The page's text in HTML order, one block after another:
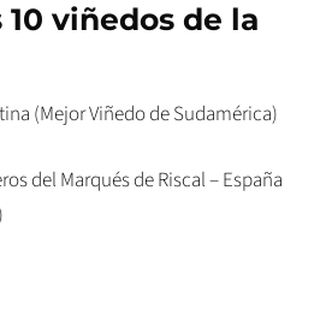
viñedos de la
(Mejor Viñedo de Sudamérica)
del Marqués de Riscal – España